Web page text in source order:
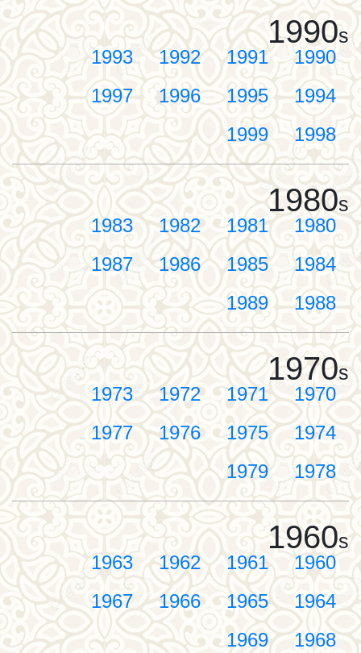
1990s
1990
1991
1992
1993
1994
1995
1996
1997
1998
1999
1980s
1980
1981
1982
1983
1984
1985
1986
1987
1988
1989
1970s
1970
1971
1972
1973
1974
1975
1976
1977
1978
1979
1960s
1960
1961
1962
1963
1964
1965
1966
1967
1968
1969